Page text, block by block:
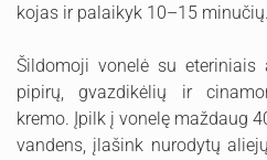
kojas ir palaikyk 10–15 minučių.
Šildomoji vonelė su
pipirų, gvazdikėlių ir
kremo. Įpilk į vonelę maždaug
vandens, įlašink nurodytų